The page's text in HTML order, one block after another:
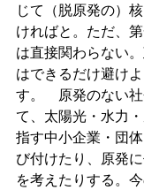
じて（脱原発の）
ければと。ただ、
は直接関わらない
はできるだけ避け
す。　原発のない
て、太陽光・水力
指す中小企業・団
び付けたり、原発
を考えたりする。